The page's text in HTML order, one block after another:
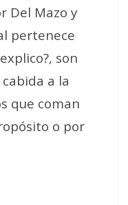
Del Mazo y
pertenece
son
a la
que coman
o por